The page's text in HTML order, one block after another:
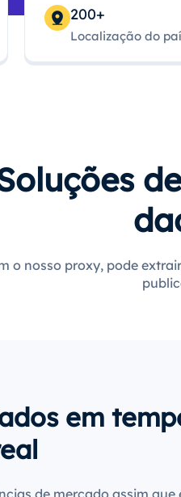
200+
Localização do
o nosso proxy, pode
em
de mercado assim que